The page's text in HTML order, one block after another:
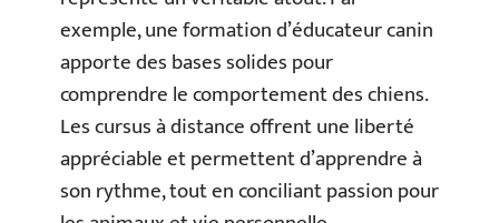
exemple, une formation d’éducateur canin
apporte des bases solides pour
comprendre le comportement des chiens.
Les cursus à distance offrent une liberté
appréciable et permettent d’apprendre à
son rythme, tout en conciliant passion pour